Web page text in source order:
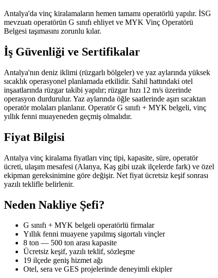
Antalya'da vinç kiralamaların hemen tamamı operatörlü yapılır. İSG
mevzuatı operatörün G sınıfı ehliyet ve MYK Vinç Operatörü
Belgesi taşımasını zorunlu kılar.
İş Güvenliği ve Sertifikalar
Antalya'nın deniz iklimi (rüzgarlı bölgeler) ve yaz aylarında yüksek
sıcaklık operasyonel planlamada etkilidir. Sahil hattındaki otel
inşaatlarında rüzgar takibi yapılır; rüzgar hızı 12 m/s üzerinde
operasyon durdurulur. Yaz aylarında öğle saatlerinde aşırı sıcaktan
operatör molaları planlanır. Operatör G sınıfı + MYK belgeli, vinç
yıllık fenni muayeneden geçmiş olmalıdır.
Fiyat Bilgisi
Antalya vinç kiralama fiyatları vinç tipi, kapasite, süre, operatör
ücreti, ulaşım mesafesi (Alanya, Kaş gibi uzak ilçelerde fark) ve özel
ekipman gereksinimine göre değişir. Net fiyat ücretsiz keşif sonrası
yazılı teklifle belirlenir.
Neden Nakliye Şefi?
G sınıfı + MYK belgeli operatörlü firmalar
Yıllık fenni muayene yapılmış sigortalı vinçler
8 ton — 500 ton arası kapasite
Ücretsiz keşif, yazılı teklif, sözleşme
19 ilçede geniş hizmet ağı
Otel, sera ve GES projelerinde deneyimli ekipler